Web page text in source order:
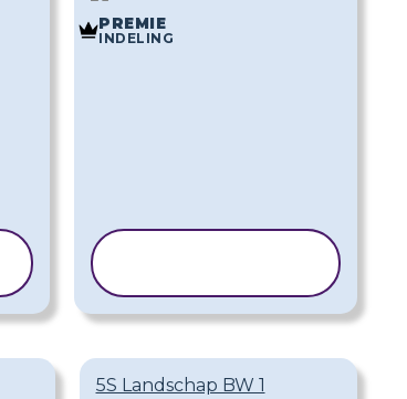
PREMIE
INDELING
5S Landschap BW 1